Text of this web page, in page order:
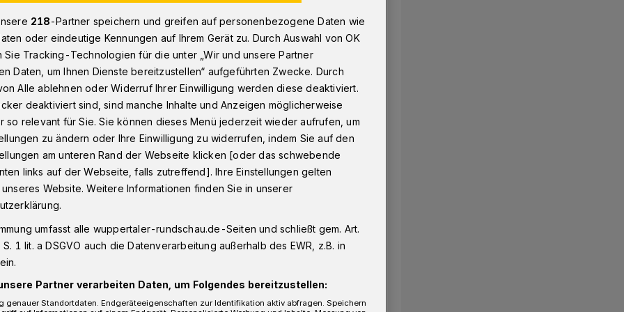
Brücke
— so Projektleiter Udo Lauersdorf zum
Kommission. Bei den Erd-
Plan. So soll noch dieses Jahr die
B7-Brücke über der Südstraße
ersetzen.
218-Partner speichern und greifen auf personenbezogene Daten wie
oder eindeutige Kennungen auf Ihrem Gerät zu. Durch Auswahl von OK
Sie Tracking-Technologien für die unter „Wir und unsere Partner
Daten, um Ihnen Dienste bereitzustellen“ aufgeführten Zwecke. Durch
Alle ablehnen oder Widerruf Ihrer Einwilligung werden diese deaktiviert.
deaktiviert sind, sind manche Inhalte und Anzeigen möglicherweise
so relevant für Sie. Sie können dieses Menü jederzeit wieder aufrufen, um
zu ändern oder Ihre Einwilligung zu widerrufen, indem Sie auf den
am unteren Rand der Webseite klicken [oder das schwebende
links auf der Webseite, falls zutreffend]. Ihre Einstellungen gelten
Website. Weitere Informationen finden Sie in unserer
umfasst alle wuppertaler-rundschau.de-Seiten und schließt gem. Art.
1 lit. a DSGVO auch die Datenverarbeitung außerhalb des EWR, z.B. in
Partner verarbeiten Daten, um Folgendes bereitzustellen:
genauer Standortdaten. Endgeräteeigenschaften zur Identifikation aktiv abfragen. Speichern